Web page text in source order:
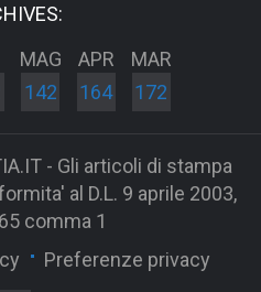
MAG
142
APR
164
MAR
172
- Gli articoli di stampa
al D.L. 9 aprile 2003,
comma 1
Preferenze privacy